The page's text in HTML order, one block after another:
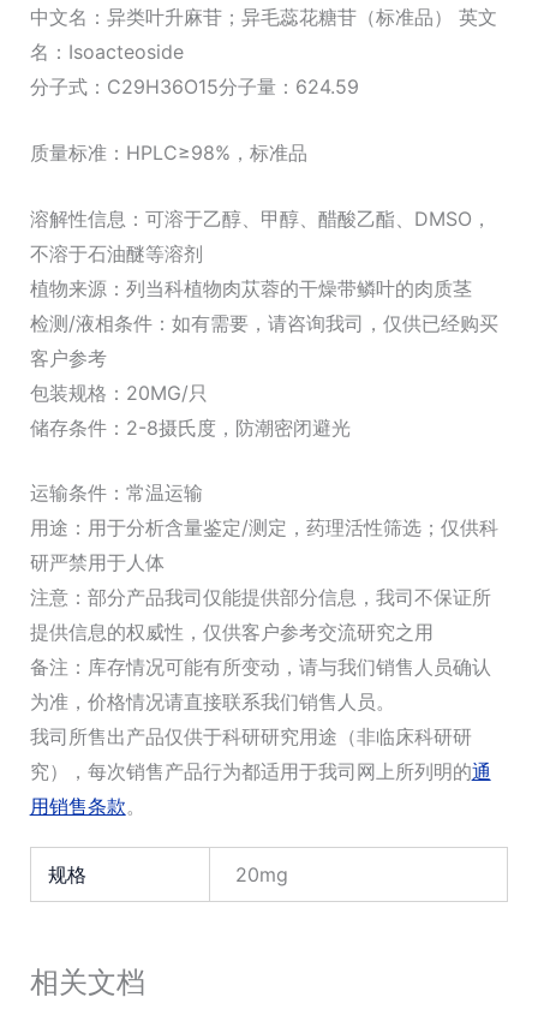
花
糖
苷
准
数
量
中文名：异类叶升麻苷；异毛蕊花糖苷（标准品） 英文
名：Isoacteoside
分子式：C29H36O15分子量：624.59
质量标准：HPLC≥98%，标准品
溶解性信息：可溶于乙醇、甲醇、醋酸乙酯、DMSO，
不溶于石油醚等溶剂
植物来源：列当科植物肉苁蓉的干燥带鳞叶的肉质茎
检测/液相条件：如有需要，请咨询我司，仅供已经购买
客户参考
包装规格：20MG/只
储存条件：2-8摄氏度，防潮密闭避光
运输条件：常温运输
用途：用于分析含量鉴定/测定，药理活性筛选；仅供科
研严禁用于人体
注意：部分产品我司仅能提供部分信息，我司不保证所
提供信息的权威性，仅供客户参考交流研究之用
备注：库存情况可能有所变动，请与我们销售人员确认
为准，价格情况请直接联系我们销售人员。
我司所售出产品仅供于科研研究用途（非临床科研研
究），每次销售产品行为都适用于我司网上所列明的通
用销售条款。
规格 20mg
相关文档